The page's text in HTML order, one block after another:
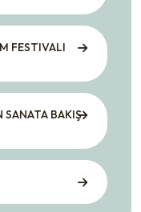
FESTIVALI
SANATA BAKIŞ